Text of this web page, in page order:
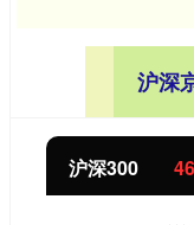
沪深
沪深300